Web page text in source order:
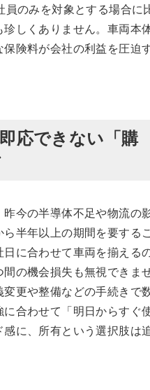
のみを対象とする場合に
しくありません。車両本
険料が会社の利益を圧迫
応できない「購
今の半導体不足や物流の
半年以上の期間を要する
に合わせて車両を揃える
の機会損失も無視できま
更や整備などの手続きで
合わせて「明日からすぐ
に、所有という選択肢は